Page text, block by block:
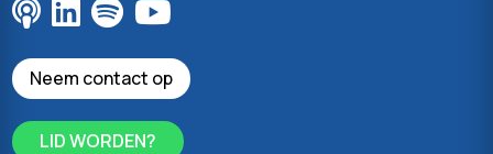
Neem contact op
LID WORDEN?